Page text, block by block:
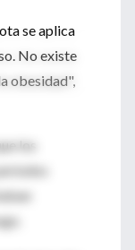
se aplica
No existe
obesidad",
los